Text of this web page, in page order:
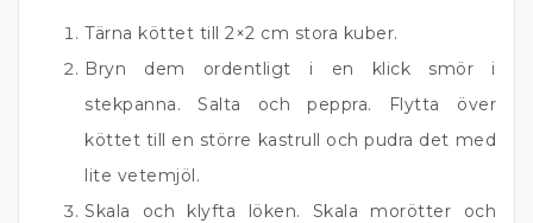
Tärna köttet till 2×2 cm stora kuber.
Bryn dem ordentligt i en klick smör i
stekpanna. Salta och peppra. Flytta över
köttet till en större kastrull och pudra det med
lite vetemjöl.
Skala och klyfta löken. Skala morötter och